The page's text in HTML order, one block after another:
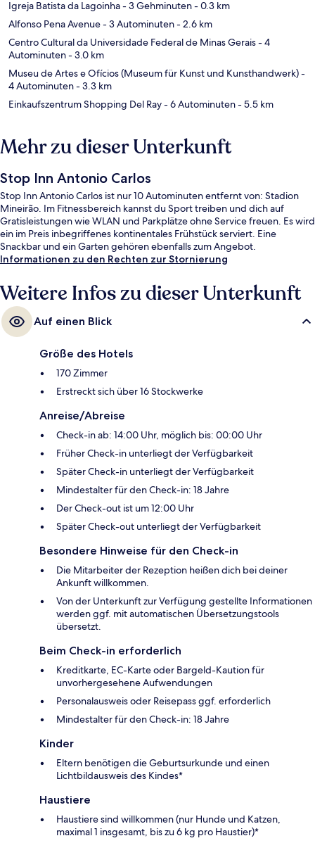
Igreja Batista da Lagoinha- 3 Gehminuten- 0.3 km
Alfonso Pena Avenue- 3 Autominuten- 2.6 km
Centro Cultural da Universidade Federal de Minas Gerais- 4
Autominuten- 3.0 km
Museu de Artes e Ofícios (Museum für Kunst und Kunsthandwerk)-
4 Autominuten- 3.3 km
Einkaufszentrum Shopping Del Ray- 6 Autominuten- 5.5 km
Mehr zu dieser Unterkunft
Stop Inn Antonio Carlos
Stop Inn Antonio Carlos ist nur 10 Autominuten entfernt von: Stadion
Mineirão. Im Fitnessbereich kannst du Sport treiben und dich auf
Gratisleistungen wie WLAN und Parkplätze ohne Service freuen. Es wird
ein im Preis inbegriffenes kontinentales Frühstück serviert. Eine
Snackbar und ein Garten gehören ebenfalls zum Angebot.
Informationen zu den Rechten zur Stornierung
Weitere Infos zu dieser Unterkunft
Auf einen Blick
Größe des Hotels
170 Zimmer
Erstreckt sich über 16 Stockwerke
Anreise/Abreise
Check-in ab: 14:00 Uhr, möglich bis: 00:00 Uhr
Früher Check-in unterliegt der Verfügbarkeit
Später Check-in unterliegt der Verfügbarkeit
Mindestalter für den Check-in: 18 Jahre
Der Check-out ist um 12:00 Uhr
Später Check-out unterliegt der Verfügbarkeit
Besondere Hinweise für den Check-in
Die Mitarbeiter der Rezeption heißen dich bei deiner
Ankunft willkommen.
Von der Unterkunft zur Verfügung gestellte Informationen
werden ggf. mit automatischen Übersetzungstools
übersetzt.
Beim Check-in erforderlich
Kreditkarte, EC-Karte oder Bargeld-Kaution für
unvorhergesehene Aufwendungen
Personalausweis oder Reisepass ggf. erforderlich
Mindestalter für den Check-in: 18 Jahre
Kinder
Eltern benötigen die Geburtsurkunde und einen
Lichtbildausweis des Kindes*
Haustiere
Haustiere sind willkommen (nur Hunde und Katzen,
maximal 1 insgesamt, bis zu 6 kg pro Haustier)*